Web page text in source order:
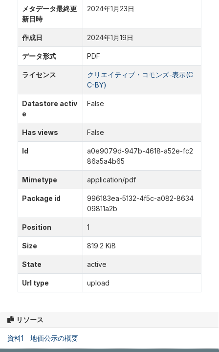
リソース
資料1 地価公示の概要
メタデータ最終更
新日時
2024年1月23日
作成日 2024年1月19日
データ形式 PDF
ライセンス
クリエイティブ・コモンズ-表示(C
C-BY)
Datastore activ
e
False
Has views False
Id
a0e9079d-947b-4618-a52e-fc2
86a5a4b65
Mimetype application/pdf
Package id
996183ea-5132-4f5c-a082-8634
09811a2b
Position 1
Size 819.2 KiB
State active
Url type upload